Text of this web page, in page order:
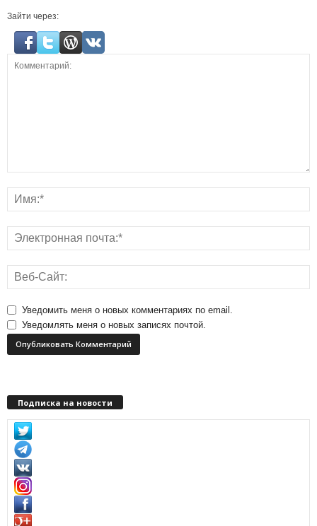
Зайти через:
Уведомить меня о новых комментариях по email.
Уведомлять меня о новых записях почтой.
Подписка на новости